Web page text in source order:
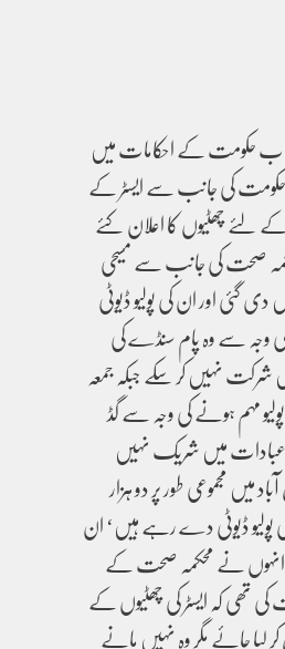
ب حکومت کے احکامات میں
حکومت کی جانب سے ایسٹر کے
کے لئے چھٹیوں کا اعلان کئے
صحت کی جانب سے مسیحی
دی گئی اور ان کی پولیو ڈیوٹی
وجہ سے وہ پام سنڈے کی
نہیں کر سکے جبکہ جمعہ
مہم ہونے کی وجہ سے گڈ
عبادات میں شریک نہیں
مجموعی طور پر دو ہزار
ڈیوٹی دے رہے ہیں‘ ان
انہوں نے محکمہ صحت کے
تھی کہ ایسٹر کی چھٹیوں کے
جائے مگر وہ نہیں مانے